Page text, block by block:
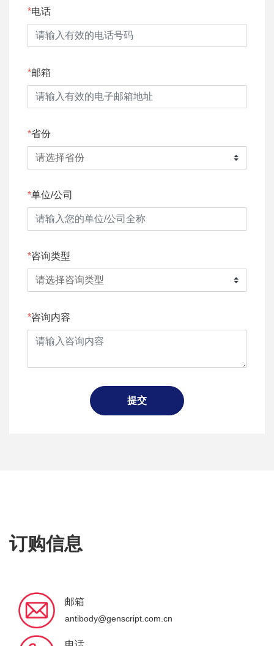
电话
邮箱
省份
单位/公司
咨询类型
咨询内容
提交
订购信息
邮箱
antibody@genscript.com.cn